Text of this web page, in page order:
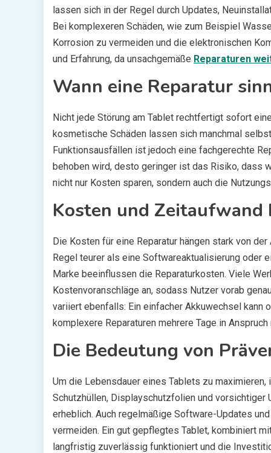
lassen sich in der Regel durch Updates,
Bei komplexeren Schäden, wie zum Beispiel
Korrosion zu vermeiden und die elektronischen
und Erfahrung, da unsachgemäße Reparaturen
Wann eine Reparatur
Nicht jede Störung am Tablet rechtfertigt sofort
kosmetische Schäden lassen sich manchmal
Funktionsausfällen ist jedoch eine fachgerechte
behoben wird, desto geringer ist das Risiko, dass
nicht nur Kosten sparen, sondern auch die
Kosten und
Die Kosten für eine Reparatur hängen stark von
Regel teurer als eine Softwareaktualisierung oder
Marke beeinflussen die Reparaturkosten. Viele
Kostenvoranschläge an, sodass Nutzer vorab
variiert ebenfalls: Ein einfacher Akkuwechsel kann
komplexere Reparaturen mehrere Tage in Anspruch
Die Bedeutung von
Um die Lebensdauer eines Tablets zu
Schutzhüllen, Displayschutzfolien und
erheblich. Auch regelmäßige Software-Updates
vermeiden. Ein gut gepflegtes Tablet, kombiniert
langfristig zuverlässig funktioniert und die